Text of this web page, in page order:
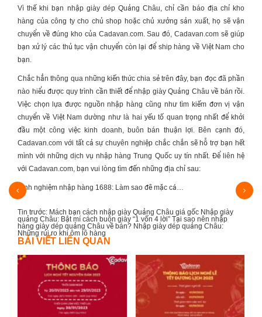
Vì thế khi bạn nhập giày dép Quảng Châu, chỉ cần báo địa chỉ kho
hàng của công ty cho chủ shop hoặc chủ xưởng sản xuất, họ sẽ vận
chuyển về đúng kho của Cadavan.com. Sau đó, Cadavan.com sẽ giúp
bạn xử lý các thủ tục vận chuyển còn lại để ship hàng về Việt Nam cho
bạn.
Chắc hẳn thông qua những kiến thức chia sẻ trên đây, bạn đọc đã phần
nào hiểu được quy trình cần thiết để nhập giày Quảng Châu về bán rồi.
Việc chọn lựa được nguồn nhập hàng cũng như tìm kiếm đơn vị vận
chuyển về Việt Nam dường như là hai yếu tố quan trọng nhất để khởi
đầu một công việc kinh doanh, buôn bán thuận lợi. Bên cạnh đó,
Cadavan.com với tất cả sự chuyên nghiệp chắc chắn sẽ hỗ trợ bạn hết
mình với những dịch vụ nhập hàng Trung Quốc uy tín nhất. Để liên hệ
với Cadavan.com, bạn vui lòng tìm đến những địa chỉ sau:
1688: Làm sao để mặc cả… Lưu nhanh địa chỉ 12 xưởng để
Tin trước: Mách bạn cách nhập giày Quảng Châu giá gốc Nhập giày
quảng Châu: Bật mí cách buôn giày “1 vốn 4 lời” Tại sao nên nhập
hàng giày dép quảng Châu về bán? Nhập giày dép quảng Châu:
Những rủi ro khi ôm lô hàng
BÀI VIẾT LIÊN QUAN